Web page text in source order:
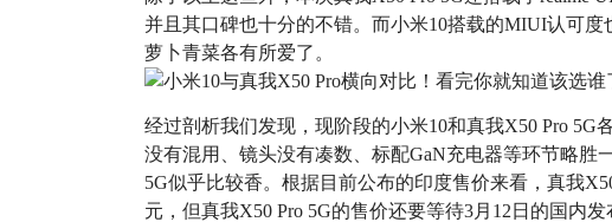
并且其口碑也十分的不错。而小米10搭载的MIUI认可
萝卜青菜各有所爱了。
经过剖析我们发现，现阶段的小米10和真我X50 Pro 5G
没有混用、镜头没有凑数、标配GaN充电器等环节略胜
5G似乎比较香。根据目前公布的印度售价来看，真我
元，但真我X50 Pro 5G的售价还要等待3月12日的国内发